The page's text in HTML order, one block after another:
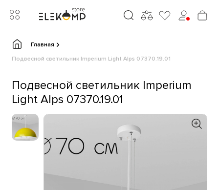
Главная
Подвесной светильник Imperium Light Alps 07370.19.01
Подвесной светильник Imperium
Light Alps 07370.19.01